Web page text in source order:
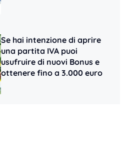
Se hai intenzione di aprire
una partita IVA puoi
usufruire di nuovi Bonus e
ottenere fino a 3.000 euro